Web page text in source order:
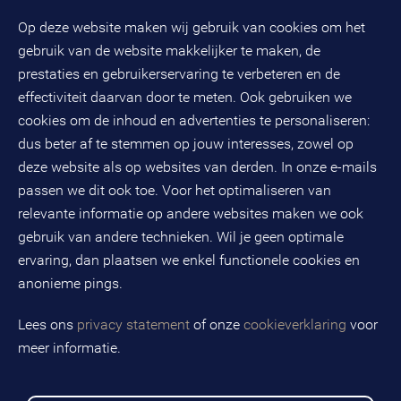
Op deze website maken wij gebruik van cookies om het
gebruik van de website makkelijker te maken, de
prestaties en gebruikerservaring te verbeteren en de
effectiviteit daarvan door te meten. Ook gebruiken we
cookies om de inhoud en advertenties te personaliseren:
dus beter af te stemmen op jouw interesses, zowel op
deze website als op websites van derden. In onze e-mails
passen we dit ook toe. Voor het optimaliseren van
relevante informatie op andere websites maken we ook
gebruik van andere technieken. Wil je geen optimale
ervaring, dan plaatsen we enkel functionele cookies en
anonieme pings.
Lees ons privacy statement of onze cookieverklaring voor
meer informatie.
Evenementen
(033) 496 52 00
Databankweg 26 D
3821 ALAmersfoort
Postbus 490
3800 AL Amersfoort
KvK-nummer: 32078667
BTW-nummer: NL808663598B01
Volg ons op social media
BMC is een geregistreerd handelsmerk van BMC groep B.V.
Copyright © 2026 BMC